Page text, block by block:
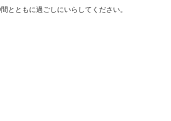
とともに過ごしにいらしてください。